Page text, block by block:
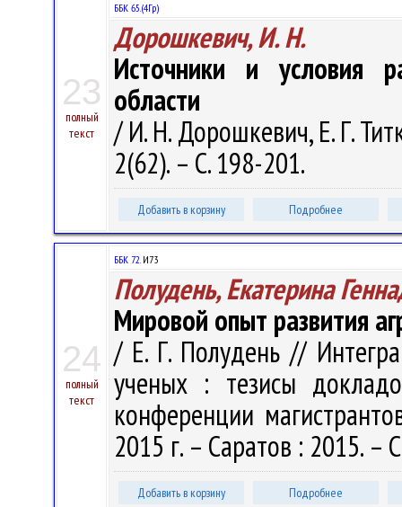
23
полный
текст
ББК 65.(4Гр)
Дорошкевич, И. Н.
Источники и условия
области
/ И. Н. Дорошкевич, Е. Г.
2(62). – С. 198-201.
Добавить в корзину Подробнее
24
полный
текст
ББК 72.И73
Полудень, Екатерина
Мировой опыт развития
/ Е. Г. Полудень //
ученых : тезисы
конференции
2015 г. – Саратов : 2015. –
Добавить в корзину Подробнее